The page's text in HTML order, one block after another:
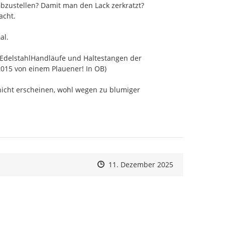
Damit man den Lack zerkratzt?
und Haltestangen der
von einem Plauener! In OB)
erscheinen, wohl wegen zu blumiger
Zeitpunkt des Erstellens
Zeitpunkt des Erstellens
11. Dezember 2025Zur Äußerung